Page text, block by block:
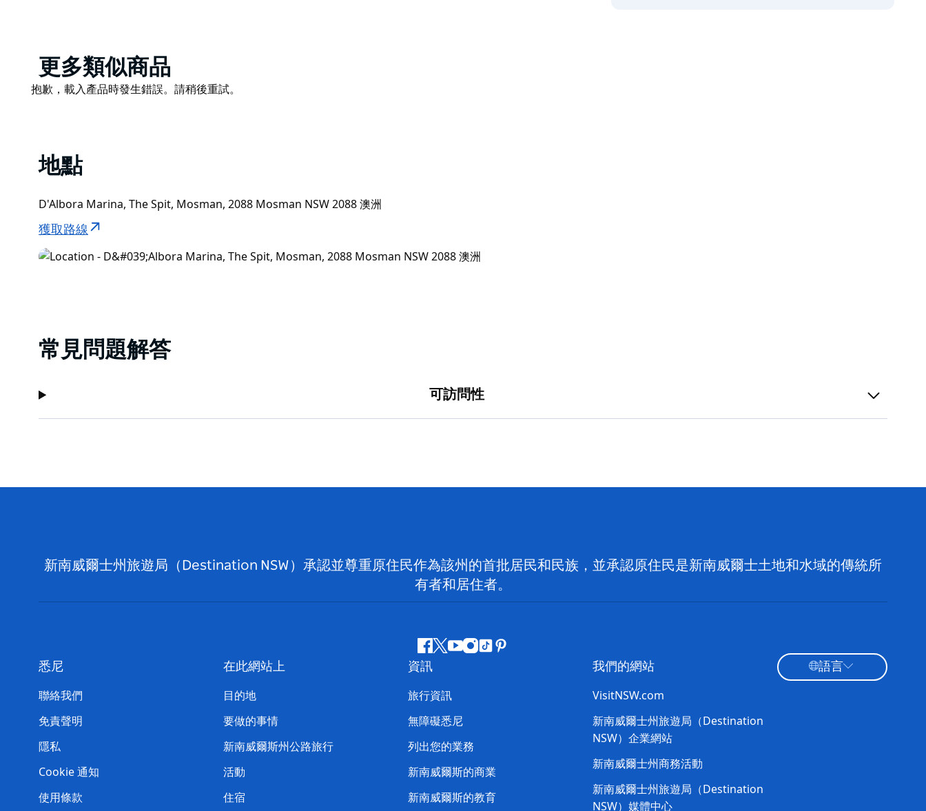
Product
List
更多類似商品
Product
抱歉，載入產品時發生錯誤。請稍後重試。
地點
D'Albora Marina, The Spit, Mosman, 2088 Mosman NSW 2088 澳洲
獲取路線
常見問題解答
可訪問性
新南威爾士州旅遊局（Destination NSW）承認並尊重原住民作為該州的首批居民和民族，並承認原住民是新南威爾士土地和水域的傳統所
有者和居住者。
Facebook
嘰
喳
喳
Youtube
Instagram
抖 Pinterest
悉尼
聯絡我們
免責聲明
隱私
Cookie 通知
使用條款
在此網站上
目的地
要做的事情
新南威爾斯州公路旅行
活動
住宿
資訊
旅行資訊
無障礙悉尼
列出您的業務
新南威爾斯的商業
新南威爾斯的教育
我們的網站
VisitNSW.com
新南威爾士州旅遊局（Destination
NSW）企業網站​
新南威爾士州商務活動
新南威爾士州旅遊局（Destination
NSW）媒體中心
語言